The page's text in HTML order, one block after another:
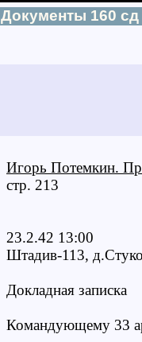
Документы 160 сд
Игорь Потемкин.
стр. 213
23.2.42 13:00
Штадив-113,
Докладная записка
Командующему 33